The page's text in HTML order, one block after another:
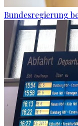
Bundesregierung